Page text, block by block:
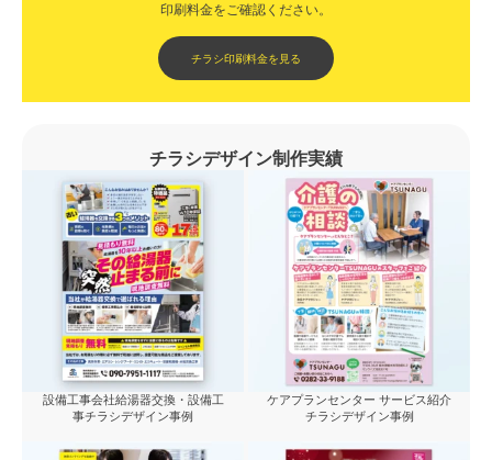
印刷料金をご確認ください。​
チラシ印刷料金を見る
チラシデザイン制作実績
設備工事会社給湯器交換・設備工
事チラシデザイン事例
ケアプランセンター サービス紹介
チラシデザイン事例